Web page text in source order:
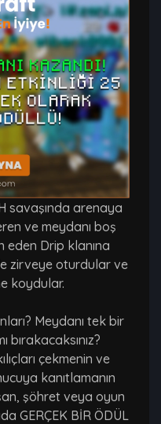
savaşında arenaya
ve meydanı boş
eden Drip klanına
zirveye oturdular ve
koydular.
Meydanı tek bir
çekmenin ve
kanıtlamanın
şöhret veya oyun
GERÇEK BİR ÖDÜL